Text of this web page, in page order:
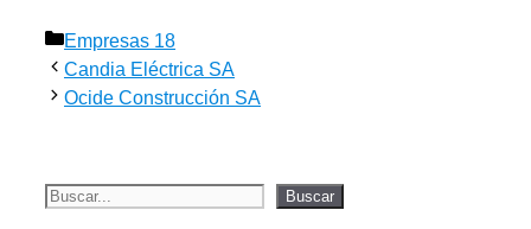
Categorías
Empresas 18
Candia Eléctrica SA
Ocide Construcción SA
Buscar Buscar